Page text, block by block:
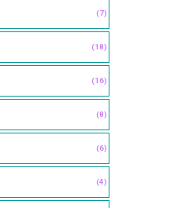
(7)
(18)
(16)
(8)
(6)
(4)